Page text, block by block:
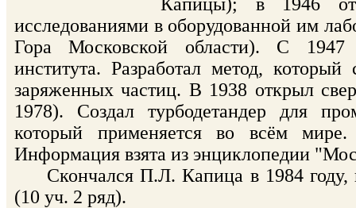
исследованиями в оборудованной им
Гора Московской области). С 1947
института. Разработал метод, который
заряженных частиц. В 1938 открыл
1978). Создал турбодетандер для
который применяется во всём
Информация взята из энциклопедии
Cкончался П.Л. Капица в 1984 году,
(10 уч. 2 ряд).